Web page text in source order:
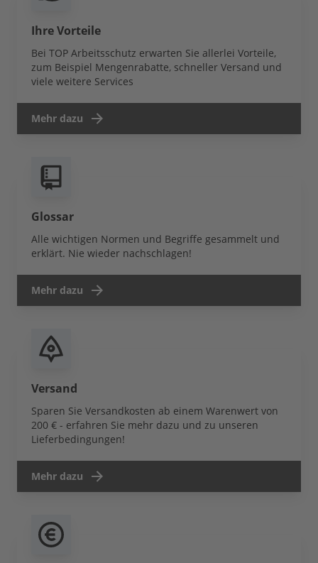
Ihre Vorteile
Bei TOP Arbeitsschutz erwarten Sie allerlei Vorteile,
zum Beispiel Mengenrabatte, schneller Versand und
viele weitere Services
Mehr dazu
Glossar
Alle wichtigen Normen und Begriffe gesammelt und
erklärt. Nie wieder nachschlagen!
Mehr dazu
Versand
Sparen Sie Versandkosten ab einem Warenwert von
200 € - erfahren Sie mehr dazu und zu unseren
Lieferbedingungen!
Mehr dazu